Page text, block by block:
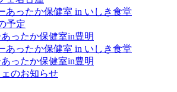
あったか保健室 in いしき食堂
予定
ったか保健室in豊明
あったか保健室 in いしき食堂
ったか保健室in豊明
のお知らせ